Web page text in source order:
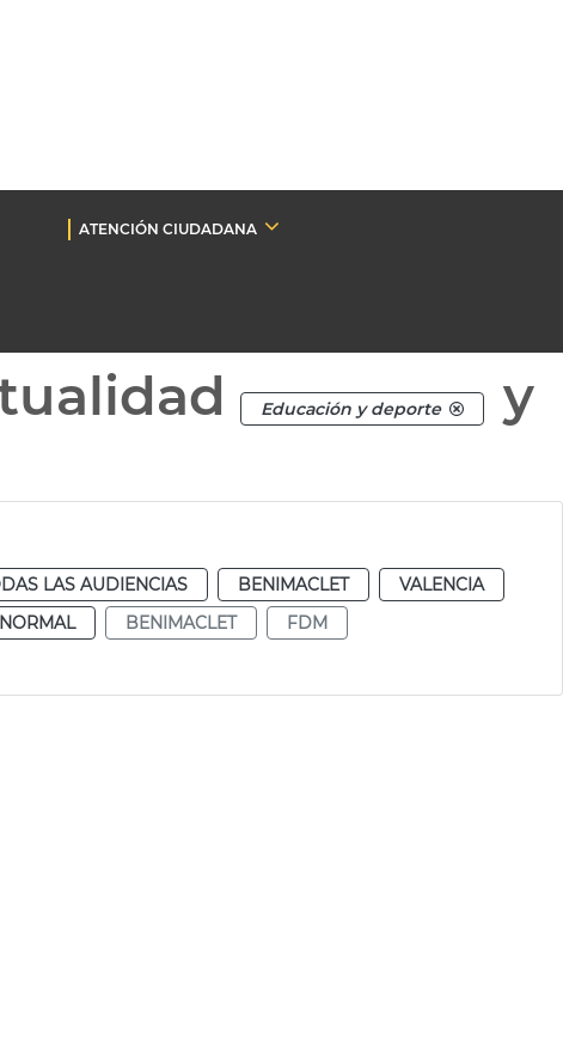
ATENCIÓN CIUDADANA
Educación y deporte
y
LAS AUDIENCIAS BENIMACLET
VALENCIA
NORMAL BENIMACLET
FDM